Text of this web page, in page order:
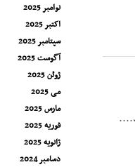
نوامبر 2025
اکتبر 2025
سپتامبر 2025
آگوست 2025
ژوئن 2025
می 2025
مارس 2025
فوریه 2025
ژانویه 2025
دسامبر 2024